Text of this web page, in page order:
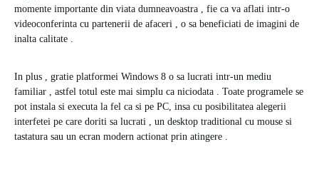
momente importante din viata dumneavoastra , fie ca va aflati intr-o
videoconferinta cu partenerii de afaceri , o sa beneficiati de imagini de
inalta calitate .
In plus , gratie platformei Windows 8 o sa lucrati intr-un mediu
familiar , astfel totul este mai simplu ca niciodata . Toate programele se
pot instala si executa la fel ca si pe PC, insa cu posibilitatea alegerii
interfetei pe care doriti sa lucrati , un desktop traditional cu mouse si
tastatura sau un ecran modern actionat prin atingere .